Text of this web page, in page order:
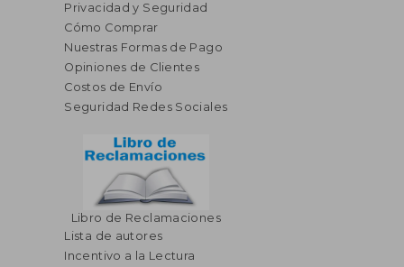
Privacidad y Seguridad
Cómo Comprar
Nuestras Formas de Pago
Opiniones de Clientes
Costos de Envío
Seguridad Redes Sociales
Libro de Reclamaciones
Lista de autores
Incentivo a la Lectura